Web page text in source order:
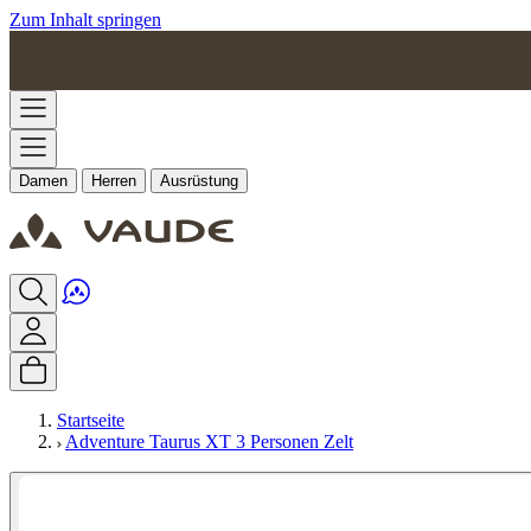
Zum Inhalt springen
Damen Herren Ausrüstung
Startseite
Adventure Taurus XT 3 Personen Zelt